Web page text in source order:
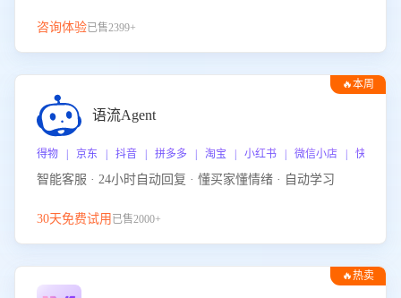
咨询体验已售2399+
🔥本周
语流Agent
得物 | 京东 | 抖音 | 拼多多 | 淘宝 | 小红书 | 微信小店 | 快手 |
智能客服 · 24小时自动回复 · 懂买家懂情绪 · 自动学习
30天免费试用 已售2000+
🔥热卖